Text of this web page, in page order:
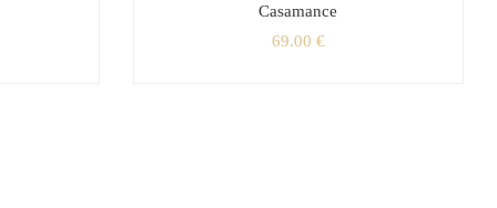
Casamance
69.00 €